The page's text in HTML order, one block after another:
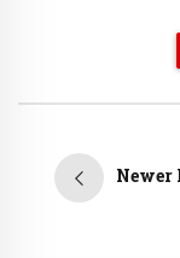
Newer